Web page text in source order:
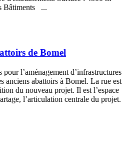
Bâtiments ...
de Bomel
pour l’aménagement d’infrastructures
anciens abattoirs à Bomel. La rue est
du nouveau projet. Il est l’espace
l’articulation centrale du projet.